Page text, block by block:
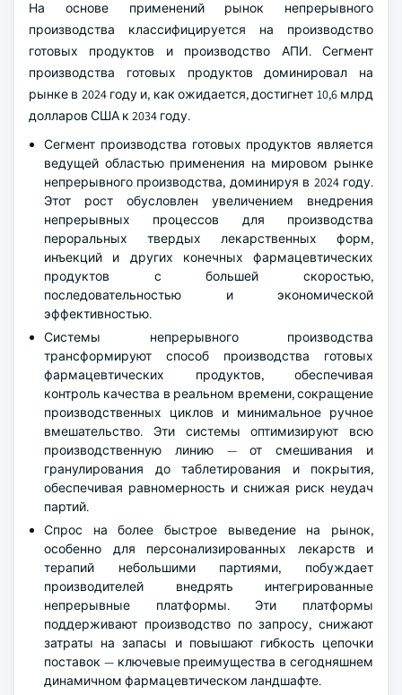
На основе применений рынок непрерывного
производства классифицируется на производство
готовых продуктов и производство АПИ. Сегмент
производства готовых продуктов доминировал на
рынке в 2024 году и, как ожидается, достигнет 10,6 млрд
долларов США к 2034 году.
Сегмент производства готовых продуктов является
ведущей областью применения на мировом рынке
непрерывного производства, доминируя в 2024 году.
Этот рост обусловлен увеличением внедрения
непрерывных процессов для производства
пероральных твердых лекарственных форм,
инъекций и других конечных фармацевтических
продуктов с большей скоростью,
последовательностью и экономической
эффективностью.
Системы непрерывного производства
трансформируют способ производства готовых
фармацевтических продуктов, обеспечивая
контроль качества в реальном времени, сокращение
производственных циклов и минимальное ручное
вмешательство. Эти системы оптимизируют всю
производственную линию — от смешивания и
гранулирования до таблетирования и покрытия,
обеспечивая равномерность и снижая риск неудач
партий.
Спрос на более быстрое выведение на рынок,
особенно для персонализированных лекарств и
терапий небольшими партиями, побуждает
производителей внедрять интегрированные
непрерывные платформы. Эти платформы
поддерживают производство по запросу, снижают
затраты на запасы и повышают гибкость цепочки
поставок — ключевые преимущества в сегодняшнем
динамичном фармацевтическом ландшафте.